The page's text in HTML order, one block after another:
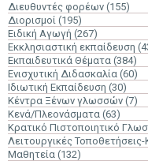
Διευθυντές φορέων (155)
Διορισμοί (195)
Ειδική Αγωγή (267)
Εκκλησιαστική εκπαίδευση
Εκπαιδευτικά Θέματα (384)
Ενισχυτική Διδασκαλία (60)
Ιδιωτική Εκπαίδευση (30)
Κέντρα Ξένων γλωσσών (7)
Κενά/Πλεονάσματα (63)
Κρατικό Πιστοποιητικό
Λειτουργικές Τοποθετήσεις-
Μαθητεία (132)